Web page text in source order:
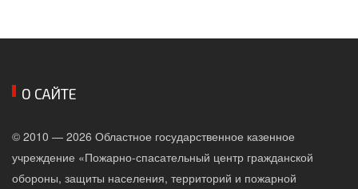
О САЙТЕ
© 2010 — 2026 Областное государственное казенное
учреждение «Пожарно-спасательный центр гражданской
обороны, защиты населения, территорий и пожарной